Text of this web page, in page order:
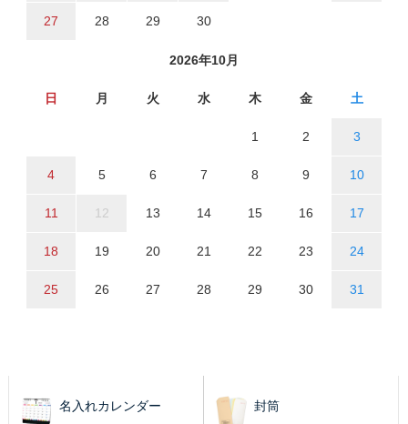
27 28 29 30
2026年10月
日 月 火 水 木 金 土
1 2 3
4 5 6 7 8 9 10
11 12 13 14 15 16 17
18 19 20 21 22 23 24
25 26 27 28 29 30 31
名入れカレンダー 封筒